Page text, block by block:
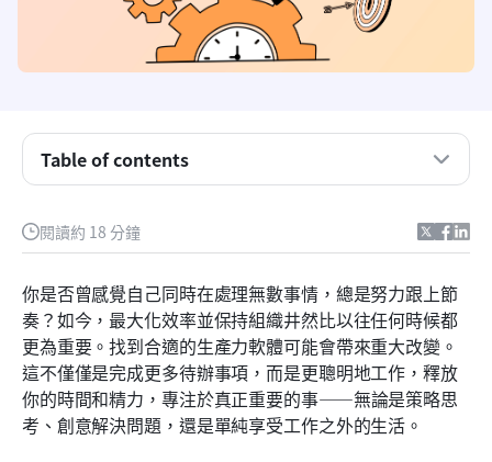
閱讀約 18 分鐘
你是否曾感覺自己同時在處理無數事情，總是努力跟上節
奏？如今，最大化效率並保持組織井然比以往任何時候都
更為重要。找到合適的生產力軟體可能會帶來重大改變。
這不僅僅是完成更多待辦事項，而是更聰明地工作，釋放
你的時間和精力，專注於真正重要的事——無論是策略思
考、創意解決問題，還是單純享受工作之外的生活。
Table of contents
什麼是生產力軟體？
任務管理軟體：掌握你的待辦清單
筆記與知識管理軟體：捕捉與組織想法
通訊與協作軟體：促進無縫團隊合作
時間管理與專注力提升工具：奪回你的時間與注意力
額外贈品：鮮為人知但強大的生產力寶石